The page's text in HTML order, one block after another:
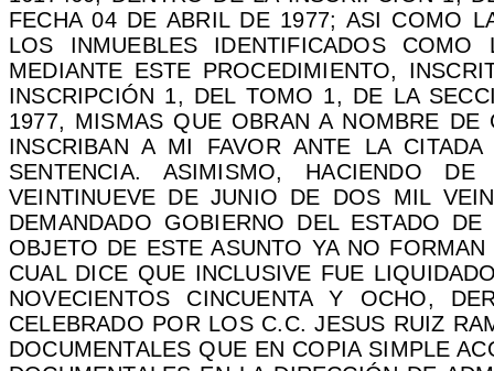
FECHA 04 DE ABRIL DE 1977; ASI COMO
LOS INMUEBLES IDENTIFICADOS
MEDIANTE ESTE PROCEDIMIENTO,
INSCRIPCIÓN 1, DEL TOMO 1, DE LA
1977, MISMAS QUE OBRAN A NOMBRE
INSCRIBAN A MI FAVOR ANTE LA
SENTENCIA. ASIMISMO, HACIENDO
VEINTINUEVE DE JUNIO DE DOS MIL
DEMANDADO GOBIERNO DEL ESTADO
OBJETO DE ESTE ASUNTO YA NO
CUAL DICE QUE INCLUSIVE FUE
NOVECIENTOS CINCUENTA Y OCHO,
CELEBRADO POR LOS C.C. JESUS RUIZ
DOCUMENTALES QUE EN COPIA SIMPLE